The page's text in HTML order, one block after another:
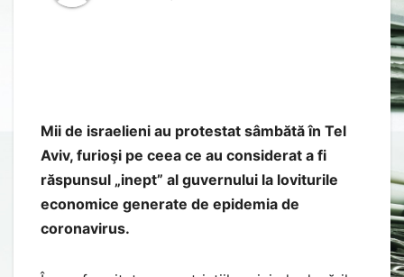
Mii de israelieni au protestat sâmbătă în Tel
Aviv, furioşi pe ceea ce au considerat a fi
răspunsul „inept” al guvernului la loviturile
economice generate de epidemia de
coronavirus.